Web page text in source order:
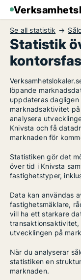
Se all statistik
Statistik
löpande
uppdateras
marknadsaktivitet
analysera
Knivsta och få
marknaden för
Statistiken gör det
över tid i Knivsta
fastighetstyper,
Data kan användas
fastighetsmäklare,
vill ha ett starkare
utvecklingen på
När du analyserar
statistiken en
marknaden.